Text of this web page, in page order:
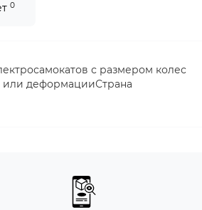
0
с размером колес
или деформацииСтрана